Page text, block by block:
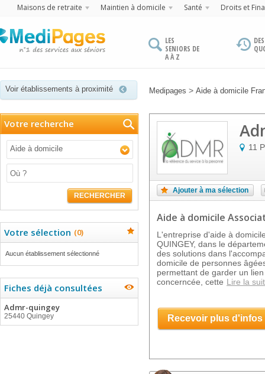
Maisons de retraite Maintien à domicile Santé Droits et
LES
SENIORS DE
A À Z
Voir établissements à proximité Medipages > Aide à domicile
Votre recherche
Aide à domicile
RECHERCHER
Votre sélection (0)
Aucun établissement sélectionné
Fiches déjà consultées
Admr-quingey
25440 Quingey
11
Ajouter à ma sélection
Aide à domicile
L'entreprise d'aide à
QUINGEY, dans le
des solutions dans
domicile de personnes
permettant de garder un
concerncée, cette Lire la
Recevoir plus d'infos